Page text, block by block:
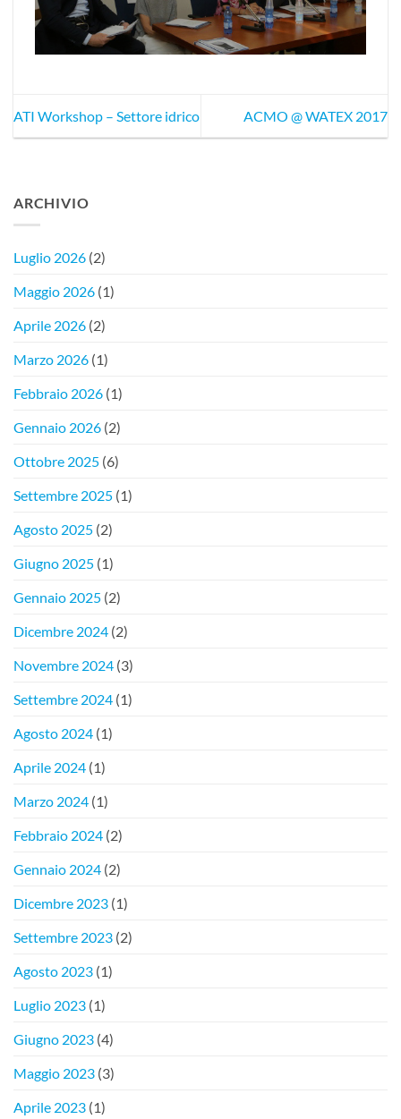
ATI Workshop – Settore idrico ACMO @ WATEX 2017
ARCHIVIO
Luglio 2026 (2)
Maggio 2026 (1)
Aprile 2026 (2)
Marzo 2026 (1)
Febbraio 2026 (1)
Gennaio 2026 (2)
Ottobre 2025 (6)
Settembre 2025 (1)
Agosto 2025 (2)
Giugno 2025 (1)
Gennaio 2025 (2)
Dicembre 2024 (2)
Novembre 2024 (3)
Settembre 2024 (1)
Agosto 2024 (1)
Aprile 2024 (1)
Marzo 2024 (1)
Febbraio 2024 (2)
Gennaio 2024 (2)
Dicembre 2023 (1)
Settembre 2023 (2)
Agosto 2023 (1)
Luglio 2023 (1)
Giugno 2023 (4)
Maggio 2023 (3)
Aprile 2023 (1)